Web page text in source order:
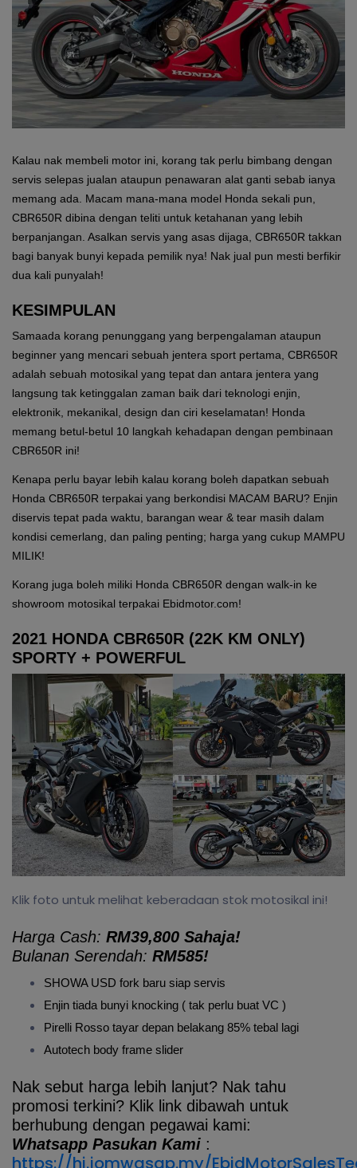
Kalau nak membeli motor ini, korang tak perlu bimbang dengan
servis selepas jualan ataupun penawaran alat ganti sebab ianya
memang ada. Macam mana-mana model Honda sekali pun,
CBR650R dibina dengan teliti untuk ketahanan yang lebih
berpanjangan. Asalkan servis yang asas dijaga, CBR650R takkan
bagi banyak bunyi kepada pemilik nya! Nak jual pun mesti berfikir
dua kali punyalah!
KESIMPULAN
Samaada korang penunggang yang berpengalaman ataupun
beginner yang mencari sebuah jentera sport pertama, CBR650R
adalah sebuah motosikal yang tepat dan antara jentera yang
langsung tak ketinggalan zaman baik dari teknologi enjin,
elektronik, mekanikal, design dan ciri keselamatan! Honda
memang betul-betul 10 langkah kehadapan dengan pembinaan
CBR650R ini!
Kenapa perlu bayar lebih kalau korang boleh dapatkan sebuah
Honda CBR650R terpakai yang berkondisi MACAM BARU? Enjin
diservis tepat pada waktu, barangan wear & tear masih dalam
kondisi cemerlang, dan paling penting; harga yang cukup MAMPU
MILIK!
Korang juga boleh miliki Honda CBR650R dengan walk-in ke
showroom motosikal terpakai Ebidmotor.com!
2021 HONDA CBR650R (22K KM ONLY)
SPORTY + POWERFUL
Klik foto untuk melihat keberadaan stok motosikal ini!
Harga Cash: RM39,800 Sahaja!
Bulanan Serendah: RM585!
SHOWA USD fork baru siap servis
Enjin tiada bunyi knocking ( tak perlu buat VC )
Pirelli Rosso tayar depan belakang 85% tebal lagi
Autotech body frame slider
Nak sebut harga lebih lanjut? Nak tahu
promosi terkini? Klik link dibawah untuk
berhubung dengan pegawai kami:
Whatsapp Pasukan Kami :
https://hi.jomwasap.my/